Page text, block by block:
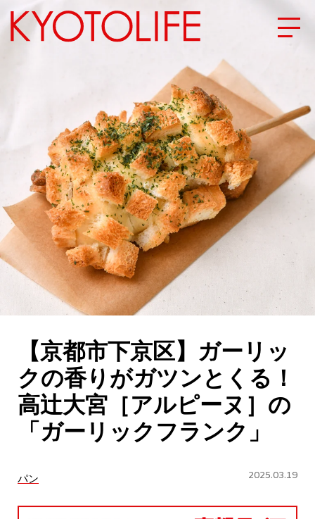
地図から探す
カテゴリーから探す
SPECIAL
NEW OPEN
SERIES
CULTURE
ABOUT US
Instagram
チケットプレゼント応募
【京都市下京区】ガーリッ
クの香りがガツンとくる！
高辻大宮［アルピーヌ］の
「ガーリックフランク」
パン 2025.03.19